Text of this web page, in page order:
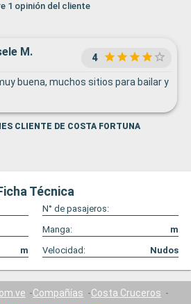
1 opinión del cliente
M. 4
buena, muchos sitios para bailar y
CLIENTE DE COSTA FORTUNA
Técnica
N° de pasajeros:
Manga:
m
m Velocidad: Nudos
Compañías
Costa Cruceros